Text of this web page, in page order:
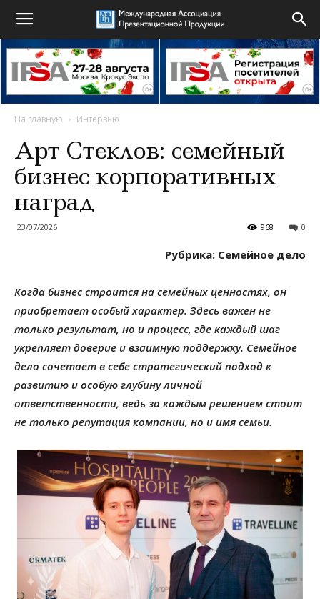
На главную Интервью
Арт Стеклов: семейный
бизнес корпоративных
наград
23/07/2026 0
968
Рубрика: Семейное дело
Когда бизнес строится на семейных ценностях, он
приобретает особый характер. Здесь важен не
только результат, но и процесс, где каждый шаг
укрепляет доверие и взаимную поддержку. Семейное
дело сочетает в себе стратегический подход к
развитию и особую глубину личной
ответственности, ведь за каждым решением стоит
не только репутация компании, но и имя семьи.